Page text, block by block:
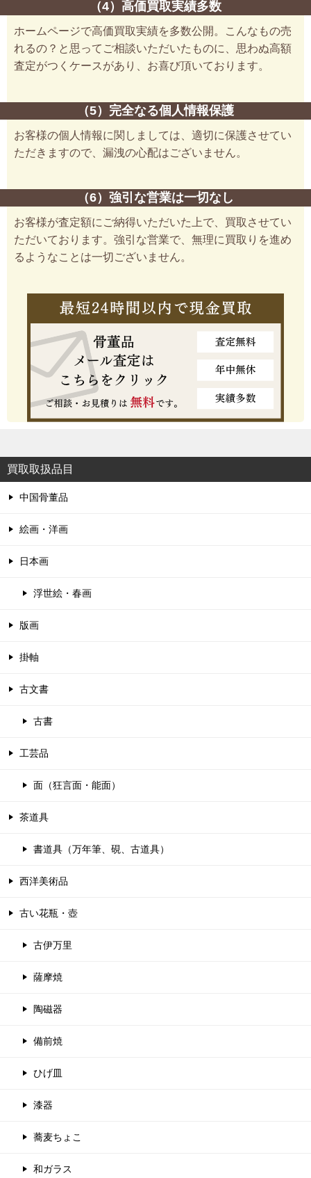
（4）高価買取実績多数
ホームページで高価買取実績を多数公開。こんなもの売
れるの？と思ってご相談いただいたものに、思わぬ高額
査定がつくケースがあり、お喜び頂いております。
（5）完全なる個人情報保護
お客様の個人情報に関しましては、適切に保護させてい
ただきますので、漏洩の心配はございません。
（6）強引な営業は一切なし
お客様が査定額にご納得いただいた上で、買取させてい
ただいております。強引な営業で、無理に買取りを進め
るようなことは一切ございません。
買取取扱品目
中国骨董品
絵画・洋画
日本画
浮世絵・春画
版画
掛軸
古文書
古書
工芸品
面（狂言面・能面）
茶道具
書道具（万年筆、硯、古道具）
西洋美術品
古い花瓶・壺
古伊万里
薩摩焼
陶磁器
備前焼
ひげ皿
漆器
蕎麦ちょこ
和ガラス